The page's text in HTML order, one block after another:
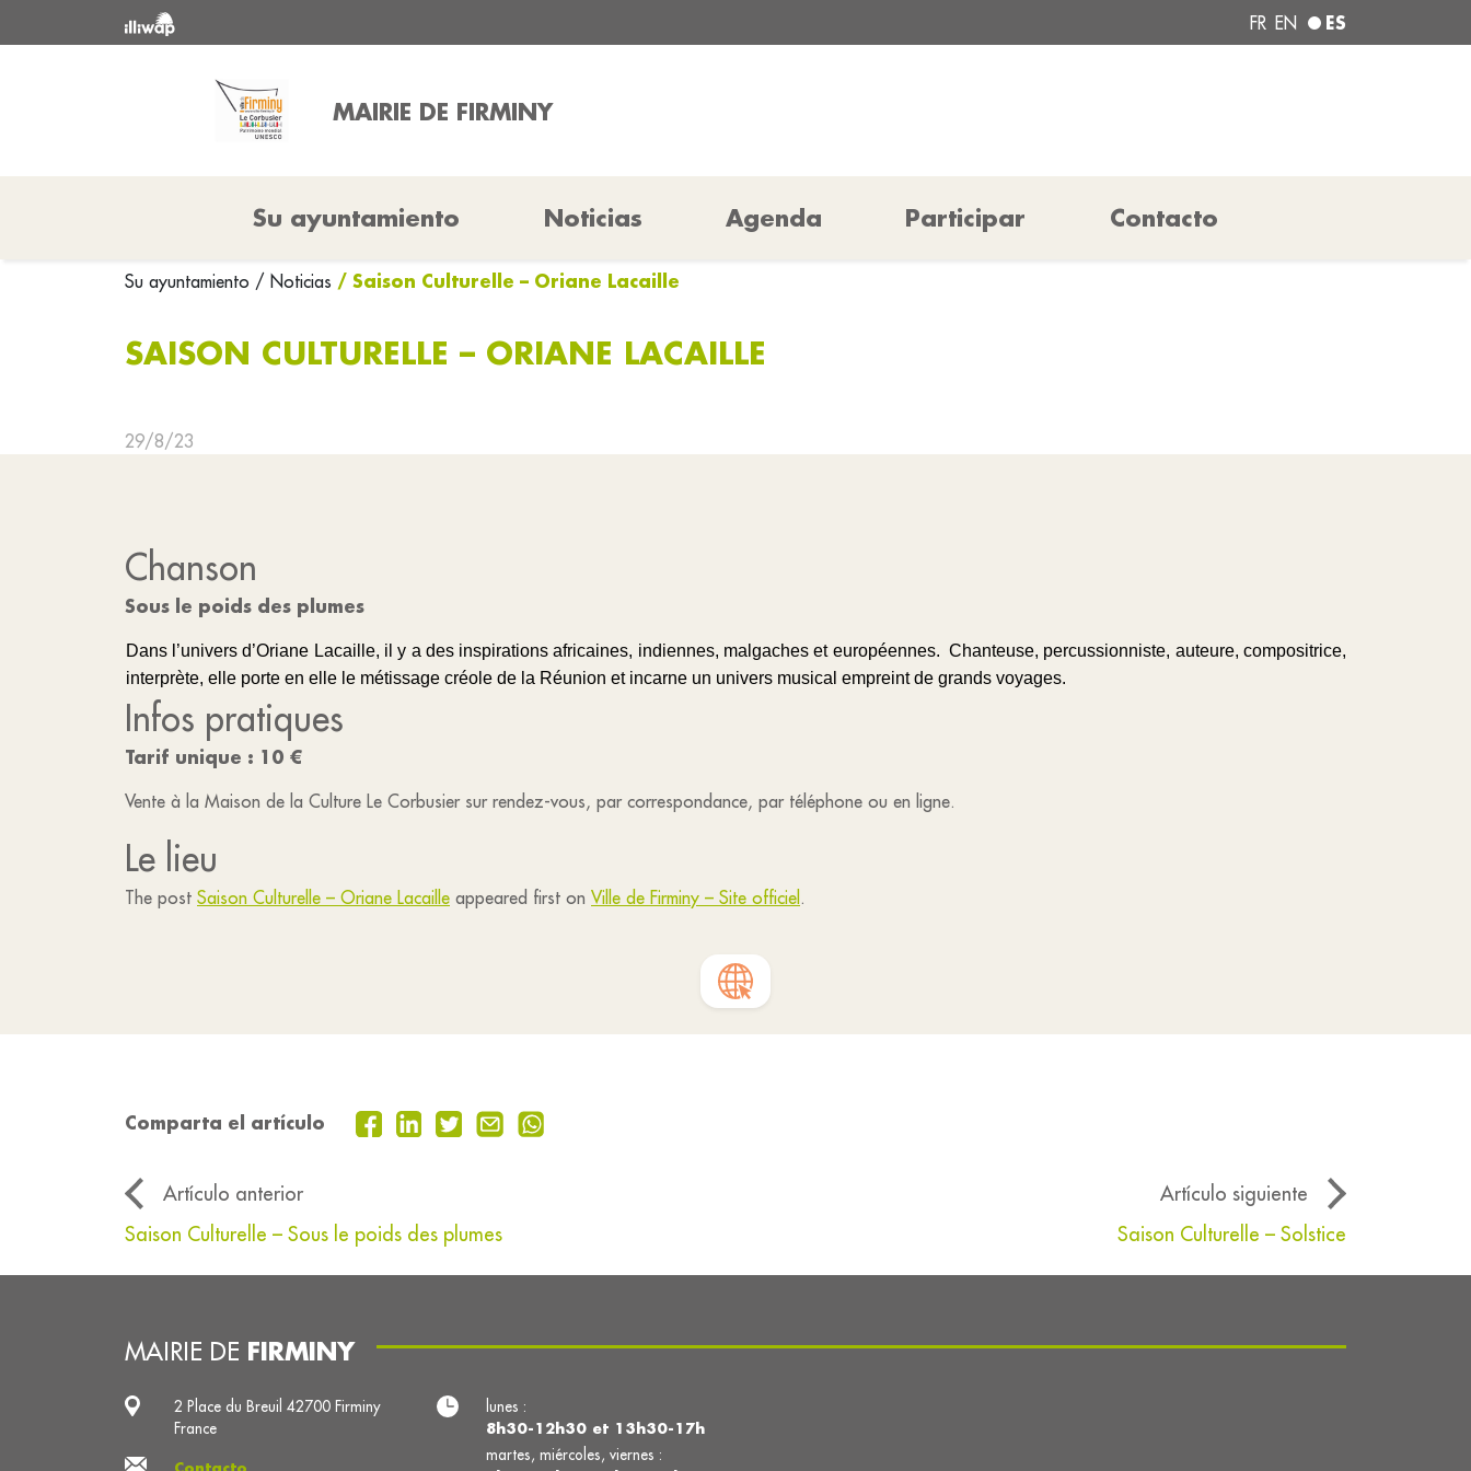
FR EN ES
MAIRIE DE FIRMINY
Su ayuntamiento Noticias Agenda Participar Contacto
Su ayuntamiento / Noticias / Saison Culturelle – Oriane Lacaille
SAISON CULTURELLE – ORIANE LACAILLE
29/8/23
Chanson
Sous le poids des plumes
Dans l’univers d’Oriane Lacaille, il y a des inspirations africaines, indiennes, malgaches et européennes. Chanteuse, percussionniste, auteure, compositrice,
interprète, elle porte en elle le métissage créole de la Réunion et incarne un univers musical empreint de grands voyages.
Infos pratiques
Tarif unique : 10 €
Vente à la Maison de la Culture Le Corbusier sur rendez-vous, par correspondance, par téléphone ou en ligne.
Le lieu
The post Saison Culturelle – Oriane Lacaille appeared first on Ville de Firminy – Site officiel .
Comparta el artículo
Artículo anterior
Artículo siguiente
Saison Culturelle – Sous le poids des plumes
Saison Culturelle – Solstice
MAIRIE DE FIRMINY
2 Place du Breuil 42700 Firminy
France
lunes :
8h30-12h30 et 13h30-17h
martes, miércoles, viernes :